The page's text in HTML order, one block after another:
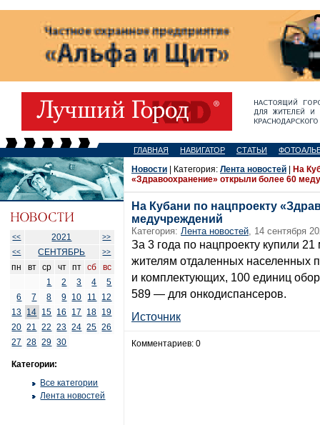
ГЛАВНАЯ НАВИГАТОР СТАТЬИ
<< 2021
>>
<<
СЕНТЯБРЬ >>
пн вт ср чт пт сб
вс
1
2 3 4
5
6
7 8 9 10 11
12
13 14 15 16 17 18 19
20 21 22 23 24 25 26
27
28 29 30
Категории:
Все категории
Лента новостей
Новости | Категория: Лента новостей
На
«Здравоохранение» открыли более 60
На Кубани по нацпроекту
медучреждений
Категория: Лента новостей, 14 сентября
За 3 года по нацпроекту купили
жителям отдаленных населенных
и комплектующих, 100 единиц
589 — для онкодиспансеров.
Источник
Комментариев: 0